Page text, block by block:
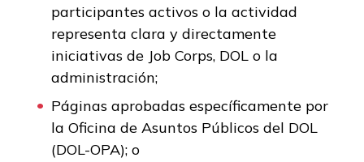
participantes activos o la actividad
representa clara y directamente
iniciativas de Job Corps, DOL o la
administración;
Páginas aprobadas específicamente por
la Oficina de Asuntos Públicos del DOL
(DOL-OPA); o